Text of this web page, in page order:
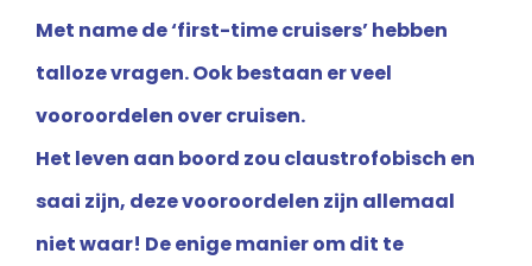
Met name de ‘first-time cruisers’ hebben
talloze vragen. Ook bestaan er veel
vooroordelen over cruisen.
Het leven aan boord zou claustrofobisch en
saai zijn, deze vooroordelen zijn allemaal
niet waar! De enige manier om dit te